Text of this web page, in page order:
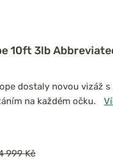
10ft 3lb
dostaly novou vizáž
na každém očku.
999 Kč